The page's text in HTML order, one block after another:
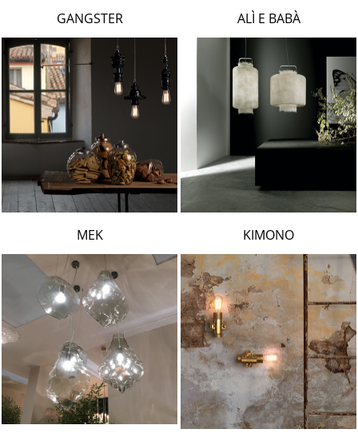
PORSCHE
CATELLANI & SMITH
VIABIZZUNO
ALÌ E BABÀ
GANGSTER
KIMONO
MEK